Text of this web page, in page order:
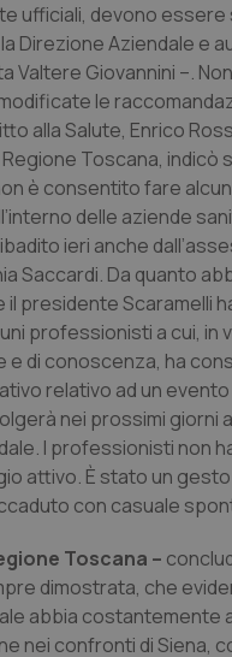
Nutrizione
Cardiologia
Chirurgia
Oncologia
Pediatria
urogenitali
ufficiali, devono essere
Direzione Aziendale e
Valtere Giovannini –.
le
alla Salute, Enrico
Toscana, indicò
è consentito fare
delle aziende
ieri anche
Saccardi. Da quanto
presidente Scaramelli
professionisti a cui, in
e di conoscenza, ha
relativo ad un
nei prossimi giorni
I professionisti non
attivo. È stato un
con casuale
Toscana –
dimostrata, che
abbia costantemente
nei confronti di Siena,